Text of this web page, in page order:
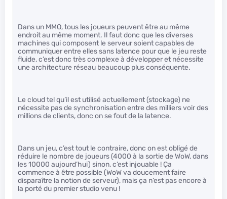
Dans un MMO, tous les joueurs peuvent être au même
endroit au même moment. Il faut donc que les diverses
machines qui composent le serveur soient capables de
communiquer entre elles sans latence pour que le jeu reste
fluide, c’est donc très complexe à développer et nécessite
une architecture réseau beaucoup plus conséquente.
Le cloud tel qu’il est utilisé actuellement (stockage) ne
nécessite pas de synchronisation entre des milliers voir des
millions de clients, donc on se fout de la latence.
Dans un jeu, c’est tout le contraire, donc on est obligé de
réduire le nombre de joueurs (4000 à la sortie de WoW, dans
les 10000 aujourd’hui) sinon, c’est injouable ! Ça
commence à être possible (WoW va doucement faire
disparaître la notion de serveur), mais ça n’est pas encore à
la porté du premier studio venu !